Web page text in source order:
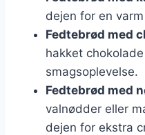
dejen for en
Fedtebrød med
hakket
smagsoplevelse.
Fedtebrød med
valnødder eller
dejen for ekstra